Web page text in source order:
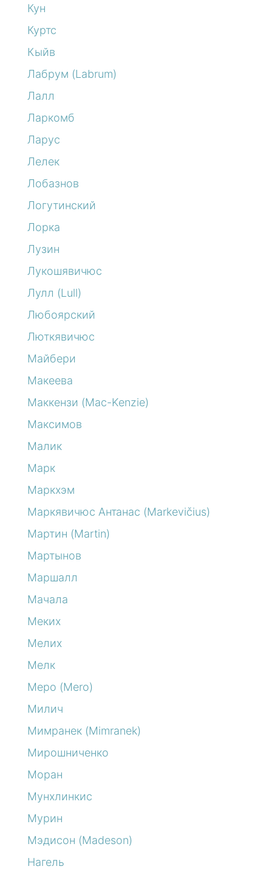
Кун
Куртс
Кыйв
Лабрум (Labrum)
Лалл
Ларкомб
Ларус
Лелек
Лобазнов
Логутинский
Лорка
Лузин
Лукошявичюс
Лулл (Lull)
Любоярский
Люткявичюс
Майбери
Макеева
Маккензи (Mac-Kenzie)
Максимов
Малик
Марк
Маркхэм
Маркявичюс Антанас (Markevičius)
Мартин (Martin)
Мартынов
Маршалл
Мачала
Меких
Мелих
Мелк
Меро (Mero)
Милич
Мимранек (Mimranek)
Мирошниченко
Моран
Мунхлинкис
Мурин
Мэдисон (Madeson)
Нагель